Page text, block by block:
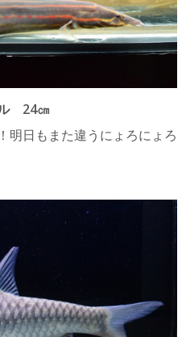
24㎝
明日もまた違うにょろにょろ